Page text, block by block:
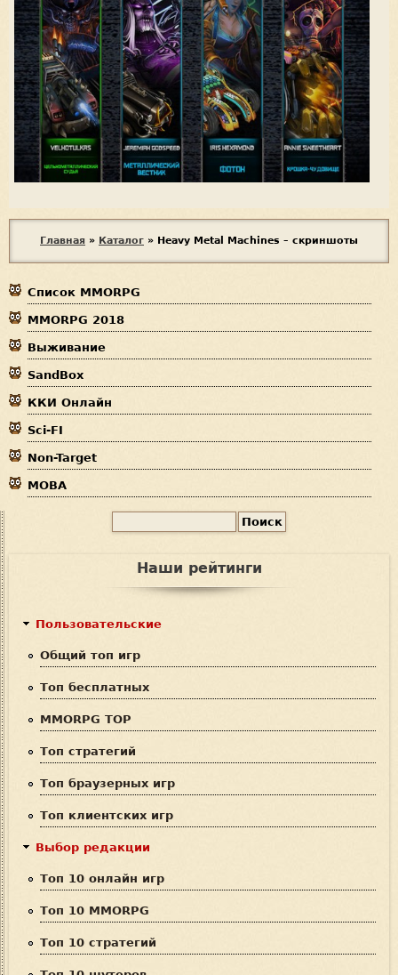
ы
з
д
е
с
ь
Главная » Каталог » Heavy Metal Machines – скриншоты
Список MMORPG
MMORPG 2018
Выживание
SandBox
ККИ Онлайн
Sci-FI
Non-Target
MOBA
Наши рейтинги
Пользовательские
Общий топ игр
Топ бесплатных
MMORPG TOP
Топ стратегий
Топ браузерных игр
Топ клиентских игр
Выбор редакции
Топ 10 онлайн игр
Топ 10 MMORPG
Топ 10 стратегий